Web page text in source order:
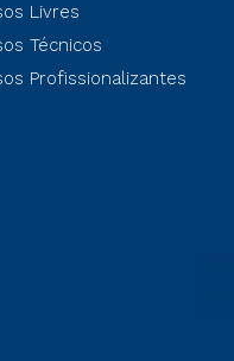
Livres
Técnicos
Profissionalizantes